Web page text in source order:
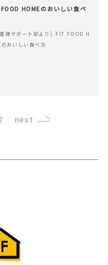
HOMEのおいしい食べ
客様サポート部より］FIT FOOD H
のおいしい食べ方
›